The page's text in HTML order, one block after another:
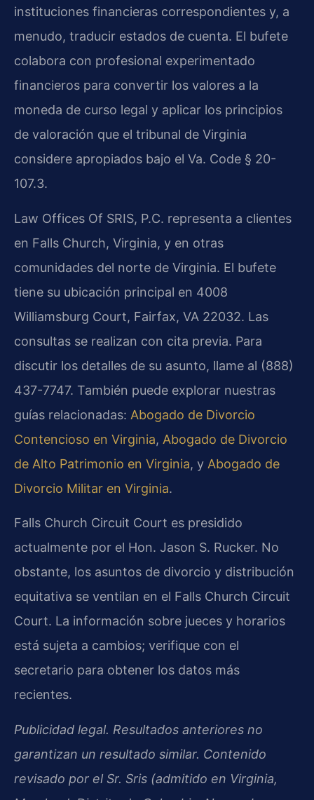
instituciones financieras correspondientes y, a
menudo, traducir estados de cuenta. El bufete
colabora con profesional experimentado
financieros para convertir los valores a la
moneda de curso legal y aplicar los principios
de valoración que el tribunal de Virginia
considere apropiados bajo el Va. Code § 20-
107.3.
Law Offices Of SRIS, P.C. representa a clientes
en Falls Church, Virginia, y en otras
comunidades del norte de Virginia. El bufete
tiene su ubicación principal en 4008
Williamsburg Court, Fairfax, VA 22032. Las
consultas se realizan con cita previa. Para
discutir los detalles de su asunto, llame al (888)
437-7747. También puede explorar nuestras
guías relacionadas: Abogado de Divorcio
Contencioso en Virginia, Abogado de Divorcio
de Alto Patrimonio en Virginia, y Abogado de
Divorcio Militar en Virginia.
Falls Church Circuit Court es presidido
actualmente por el Hon. Jason S. Rucker. No
obstante, los asuntos de divorcio y distribución
equitativa se ventilan en el Falls Church Circuit
Court. La información sobre jueces y horarios
está sujeta a cambios; verifique con el
secretario para obtener los datos más
recientes.
Publicidad legal. Resultados anteriores no
garantizan un resultado similar. Contenido
revisado por el Sr. Sris (admitido en Virginia,